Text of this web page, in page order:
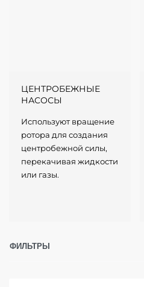
ЦЕНТРОБЕЖНЫЕ
НАСОСЫ
Используют вращение
ротора для создания
центробежной силы,
перекачивая жидкости
или газы.
ФИЛЬТРЫ